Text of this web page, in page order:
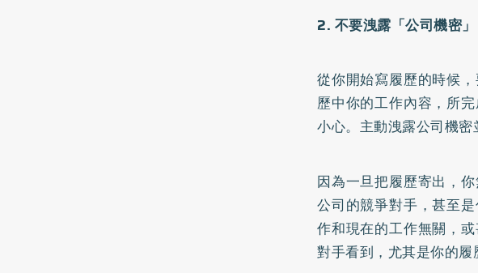
2. 不要洩露「公司機密」
從你開始寫履歷的時候
歷中你的工作內容，所
小心。主動洩露公司機密
因為一旦把履歷寄出，
公司的競爭對手，甚至
作和現在的工作無關，
對手看到，尤其是你的履